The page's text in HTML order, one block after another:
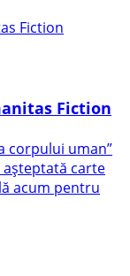
Fiction